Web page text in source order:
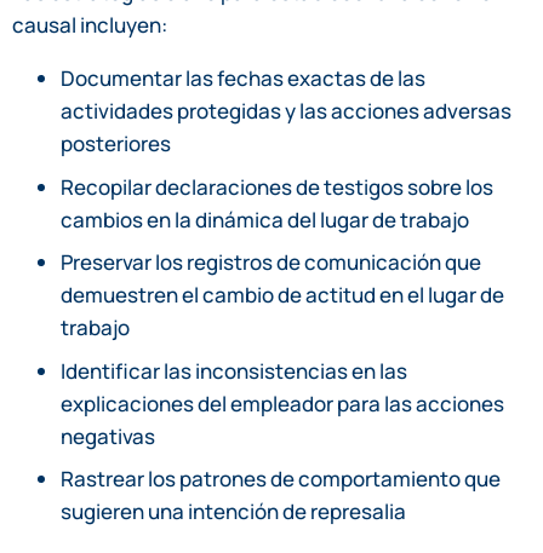
causal incluyen:
Documentar las fechas exactas de las
actividades protegidas y las acciones adversas
posteriores
Recopilar declaraciones de testigos sobre los
cambios en la dinámica del lugar de trabajo
Preservar los registros de comunicación que
demuestren el cambio de actitud en el lugar de
trabajo
Identificar las inconsistencias en las
explicaciones del empleador para las acciones
negativas
Rastrear los patrones de comportamiento que
sugieren una intención de represalia